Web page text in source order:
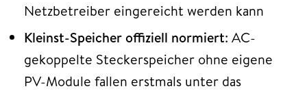
Netzbetreiber eingereicht werden kann
Kleinst-Speicher offiziell normiert: AC-
gekoppelte Steckerspeicher ohne eigene
PV-Module fallen erstmals unter das